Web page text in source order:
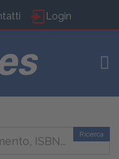
Login
Ricerca